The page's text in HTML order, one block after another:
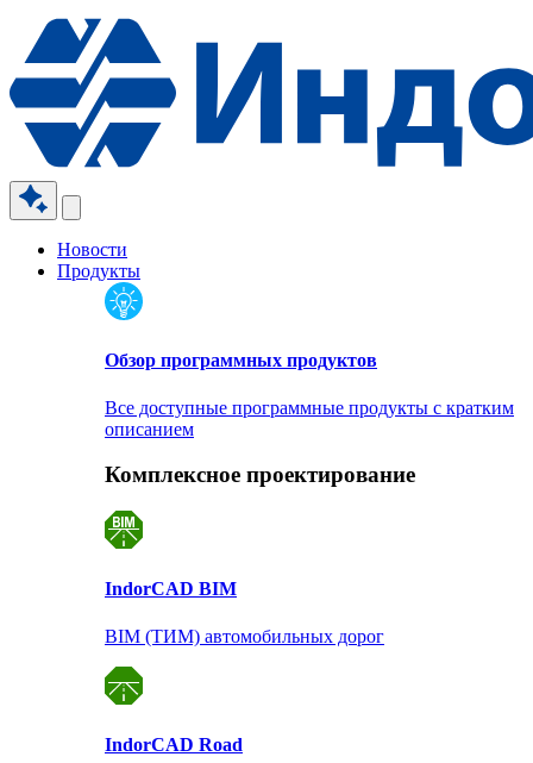
Новости
Продукты
Обзор программных продуктов
Все доступные программные продукты с кратким
описанием
Комплексное проектирование
IndorCAD BIM
BIM (ТИМ) автомобильных дорог
IndorCAD Road